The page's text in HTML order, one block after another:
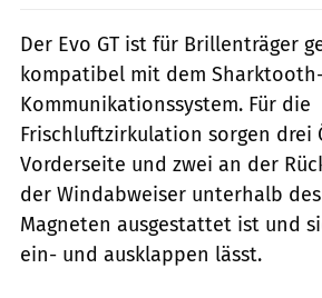
Der Evo GT ist für Brillenträger
kompatibel mit dem
Kommunikationssystem. Für die
Frischluftzirkulation sorgen drei
Vorderseite und zwei an der
der Windabweiser unterhalb
Magneten ausgestattet ist und
ein- und ausklappen lässt.